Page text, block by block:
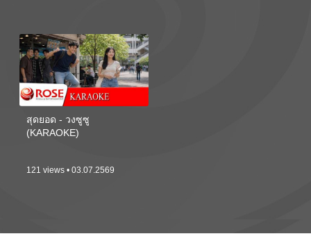
สุดยอด - วงซูซู
(KARAOKE)
121 views • 03.07.2569